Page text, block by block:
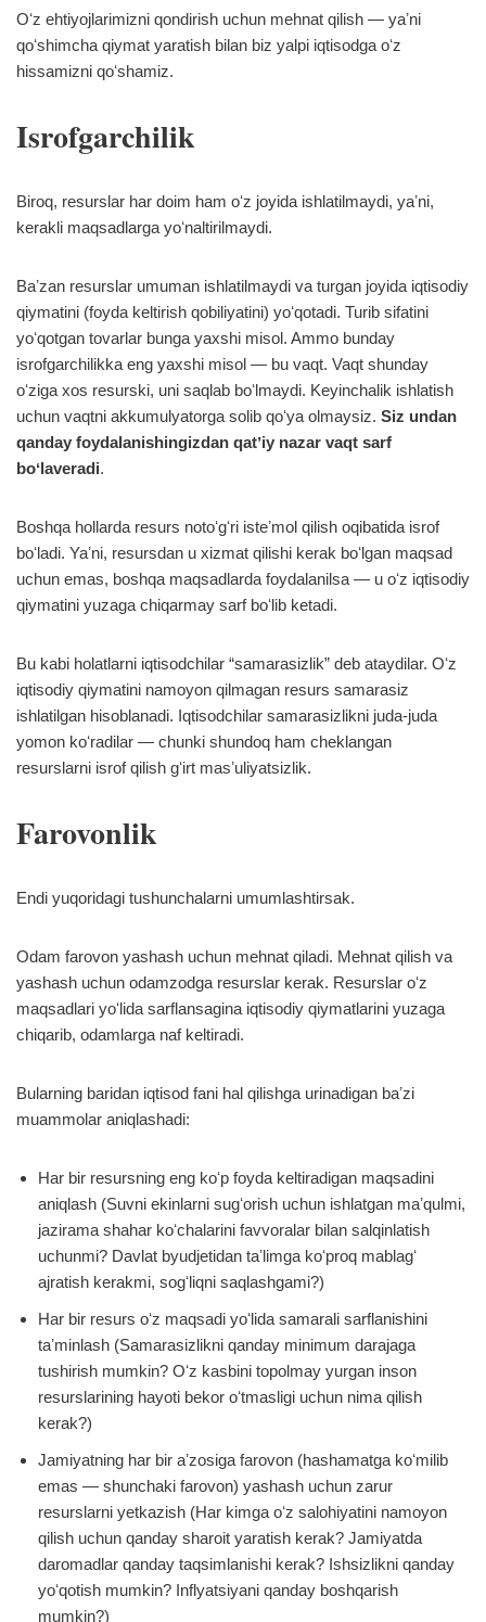
Oʻz ehtiyojlarimizni qondirish uchun mehnat qilish — yaʼni
qoʻshimcha qiymat yaratish bilan biz yalpi iqtisodga oʻz
hissamizni qoʻshamiz.
Isrofgarchilik
Biroq, resurslar har doim ham oʻz joyida ishlatilmaydi, yaʼni,
kerakli maqsadlarga yoʻnaltirilmaydi.
Baʼzan resurslar umuman ishlatilmaydi va turgan joyida iqtisodiy
qiymatini (foyda keltirish qobiliyatini) yoʻqotadi. Turib sifatini
yoʻqotgan tovarlar bunga yaxshi misol. Ammo bunday
isrofgarchilikka eng yaxshi misol — bu vaqt. Vaqt shunday
oʻziga xos resurski, uni saqlab boʻlmaydi. Keyinchalik ishlatish
uchun vaqtni akkumulyatorga solib qoʻya olmaysiz. Siz undan
qanday foydalanishingizdan qatʼiy nazar vaqt sarf
boʻlaveradi.
Boshqa hollarda resurs notoʻgʻri isteʼmol qilish oqibatida isrof
boʻladi. Yaʼni, resursdan u xizmat qilishi kerak boʻlgan maqsad
uchun emas, boshqa maqsadlarda foydalanilsa — u oʻz iqtisodiy
qiymatini yuzaga chiqarmay sarf boʻlib ketadi.
Bu kabi holatlarni iqtisodchilar “samarasizlik” deb ataydilar. Oʻz
iqtisodiy qiymatini namoyon qilmagan resurs samarasiz
ishlatilgan hisoblanadi. Iqtisodchilar samarasizlikni juda-juda
yomon koʻradilar — chunki shundoq ham cheklangan
resurslarni isrof qilish gʻirt masʼuliyatsizlik.
Farovonlik
Endi yuqoridagi tushunchalarni umumlashtirsak.
Odam farovon yashash uchun mehnat qiladi. Mehnat qilish va
yashash uchun odamzodga resurslar kerak. Resurslar oʻz
maqsadlari yoʻlida sarflansagina iqtisodiy qiymatlarini yuzaga
chiqarib, odamlarga naf keltiradi.
Bularning baridan iqtisod fani hal qilishga urinadigan baʼzi
muammolar aniqlashadi:
Har bir resursning eng koʻp foyda keltiradigan maqsadini
aniqlash (Suvni ekinlarni sugʻorish uchun ishlatgan maʼqulmi,
jazirama shahar koʻchalarini favvoralar bilan salqinlatish
uchunmi? Davlat byudjetidan taʼlimga koʻproq mablagʻ
ajratish kerakmi, sogʻliqni saqlashgami?)
Har bir resurs oʻz maqsadi yoʻlida samarali sarflanishini
taʼminlash (Samarasizlikni qanday minimum darajaga
tushirish mumkin? Oʻz kasbini topolmay yurgan inson
resurslarining hayoti bekor oʻtmasligi uchun nima qilish
kerak?)
Jamiyatning har bir aʼzosiga farovon (hashamatga koʻmilib
emas — shunchaki farovon) yashash uchun zarur
resurslarni yetkazish (Har kimga oʻz salohiyatini namoyon
qilish uchun qanday sharoit yaratish kerak? Jamiyatda
daromadlar qanday taqsimlanishi kerak? Ishsizlikni qanday
yoʻqotish mumkin? Inflyatsiyani qanday boshqarish
mumkin?)